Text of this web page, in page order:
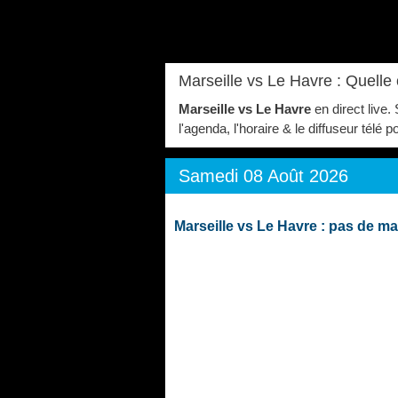
Marseille vs Le Havre :
Marseille vs Le Havre en direct live.
l'agenda, l'horaire & le diffuseur télé
Samedi 08 Août 2026
Marseille vs Le Havre : pas de